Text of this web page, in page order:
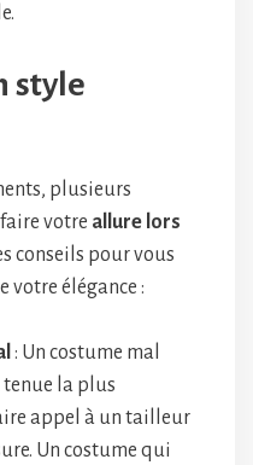
style
plusieurs
votre allure lors
conseils pour vous
votre élégance :
: Un costume mal
la plus
appel à un tailleur
Un costume qui